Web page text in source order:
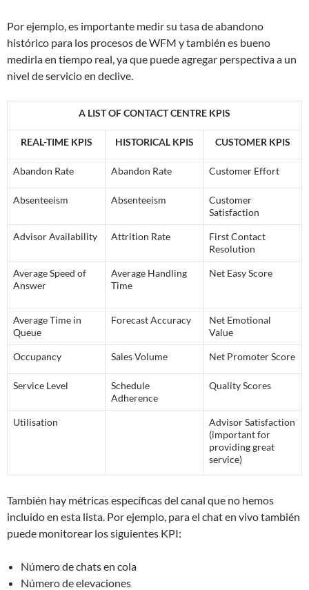
Por ejemplo, es importante medir su tasa de abandono
histórico para los procesos de WFM y también es bueno
medirla en tiempo real, ya que puede agregar perspectiva a un
nivel de servicio en declive.
A LIST OF CONTACT CENTRE KPIS
REAL-TIME KPIS HISTORICAL KPIS CUSTOMER KPIS
Abandon Rate Abandon Rate Customer Effort
Absenteeism Absenteeism
Customer
Satisfaction
Advisor Availability Attrition Rate
First Contact
Resolution
Average Speed of
Answer
Average Handling
Time
Net Easy Score
Average Time in
Queue
Forecast Accuracy
Net Emotional
Value
Occupancy Sales Volume Net Promoter Score
Service Level
Schedule
Adherence
Quality Scores
Utilisation
Advisor Satisfaction
(important for
providing great
service)
También hay métricas específicas del canal que no hemos
incluido en esta lista. Por ejemplo, para el chat en vivo también
puede monitorear los siguientes KPI:
Número de chats en cola
Número de elevaciones